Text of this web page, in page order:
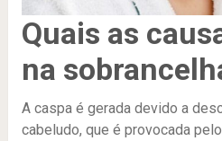
Quais as
na
A caspa é gerada devido a
cabeludo, que é provocada